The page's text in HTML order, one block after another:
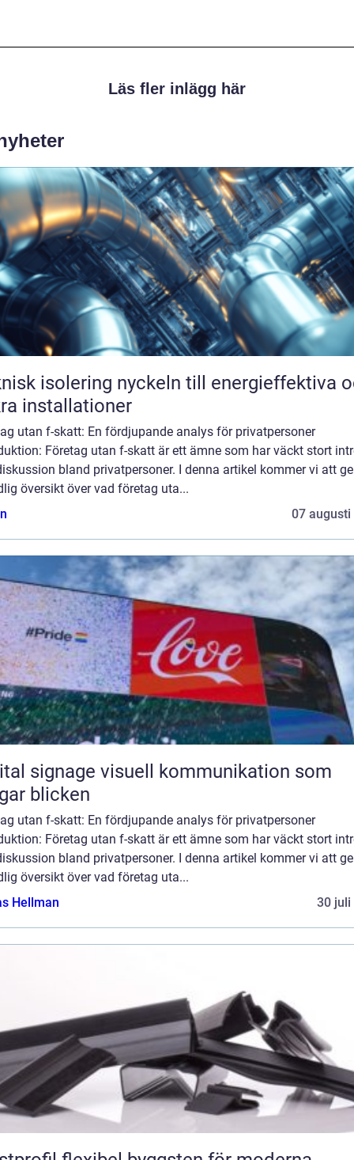
Läs fler inlägg här
nyckeln till energieffektiva och
installationer
utan f-skatt: En fördjupande analys för privatpersoner
Företag utan f-skatt är ett ämne som har väckt stort
bland privatpersoner. I denna artikel kommer vi att
översikt över vad företag uta...
07 augusti
visuell kommunikation som
blicken
utan f-skatt: En fördjupande analys för privatpersoner
Företag utan f-skatt är ett ämne som har väckt stort
bland privatpersoner. I denna artikel kommer vi att
översikt över vad företag uta...
Hellman
30 juli